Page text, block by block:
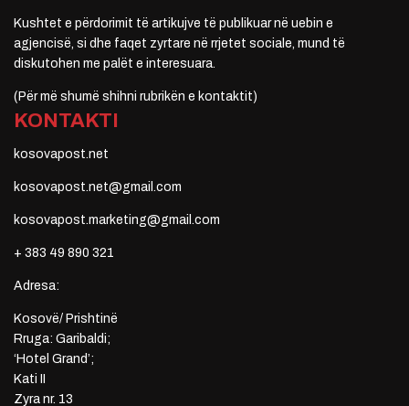
Kushtet e përdorimit të artikujve të publikuar në uebin e
agjencisë, si dhe faqet zyrtare në rrjetet sociale, mund të
diskutohen me palët e interesuara.
(Për më shumë shihni rubrikën e kontaktit)
KONTAKTI
kosovapost.net
kosovapost.net@gmail.com
kosovapost.marketing@gmail.com
+ 383 49 890 321
Adresa:
Kosovë/ Prishtinë
Rruga: Garibaldi;
‘Hotel Grand’;
Kati II
Zyra nr. 13